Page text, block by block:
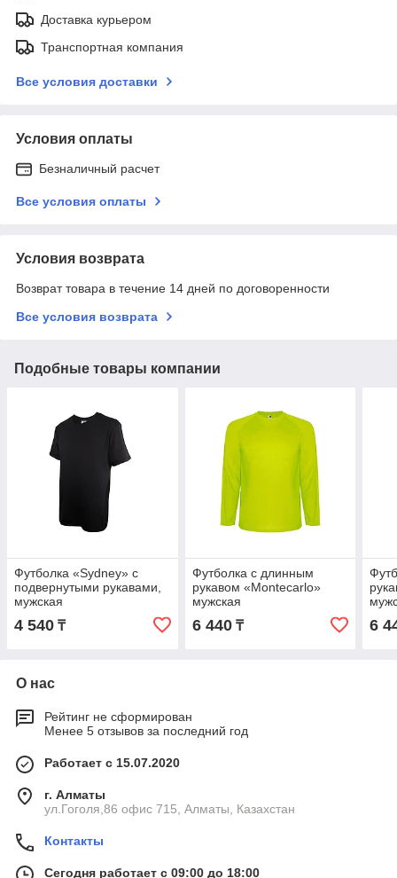
Доставка курьером
Транспортная компания
Все условия доставки
Условия оплаты
Безналичный расчет
Все условия оплаты
Условия возврата
Возврат товара в течение 14 дней по договоренности
Все условия возврата
Подобные товары компании
Футболка «Sydney» с
подвернутыми рукавами,
мужская
4 540 ₸
Футболка с длинным
рукавом «Montecarlo»
мужская
6 440₸ 6
О нас
Рейтинг не сформирован
Менее 5 отзывов за последний год
Работает с 15.07.2020
г. Алматы
ул.Гоголя,86 офис 715, Алматы, Казахстан
Контакты
Сегодня работает с 09:00 до 18:00